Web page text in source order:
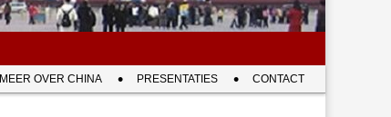
MEER OVER CHINA PRESENTATIES CONTACT